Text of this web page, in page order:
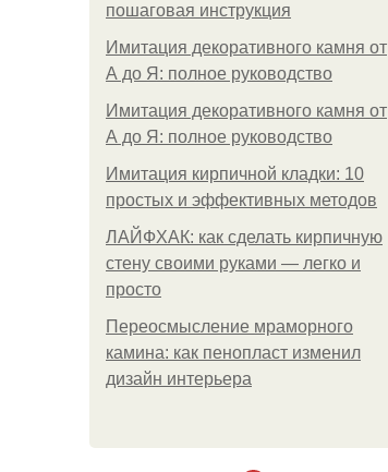
пошаговая инструкция
Имитация декоративного камня от
А до Я: полное руководство
Имитация декоративного камня от
А до Я: полное руководство
Имитация кирпичной кладки: 10
простых и эффективных методов
ЛАЙФХАК: как сделать кирпичную
стену своими руками — легко и
просто
Переосмысление мраморного
камина: как пенопласт изменил
дизайн интерьера